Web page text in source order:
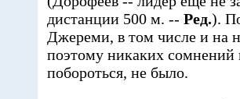
дистанции 500 м. -- Ред.).
Джереми, в том числе и на
поэтому никаких сомнений
побороться, не было.